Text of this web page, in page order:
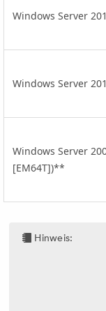
Windows Server
Windows Server
Windows Server
[EM64T])**
Hinweis: